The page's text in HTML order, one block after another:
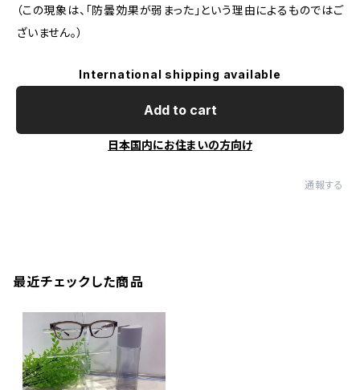
（この現象は、「防曇効果が弱まった」という理由によるものではご
ざいません。）
International shipping available
Add to cart
日本国内にお住まいの方向け
通報する
最近チェックした商品